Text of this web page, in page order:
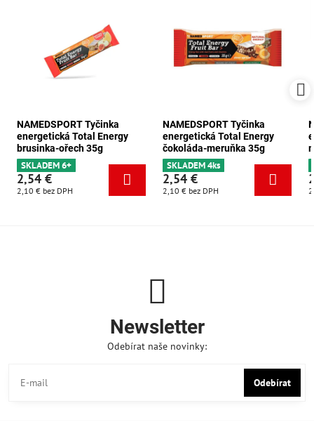
NAMEDSPORT Tyčinka
energetická Total Energy
brusinka-ořech 35g
SKLADEM 6+
2,54 €
2,10 € bez DPH
NAMEDSPORT Tyčinka
energetická Total Energy
čokoláda-meruňka 35g
SKLADEM 4ks
2,54 €
2,10 € bez DPH
Newsletter
Odebírat naše novinky:
Odebírat